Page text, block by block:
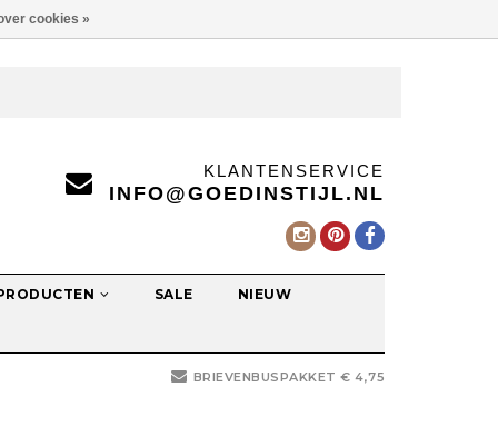
KLANTENSERVICE
INFO@GOEDINSTIJL.NL
SALE NIEUW
BRIEVENBUSPAKKET € 4,75
cookies »